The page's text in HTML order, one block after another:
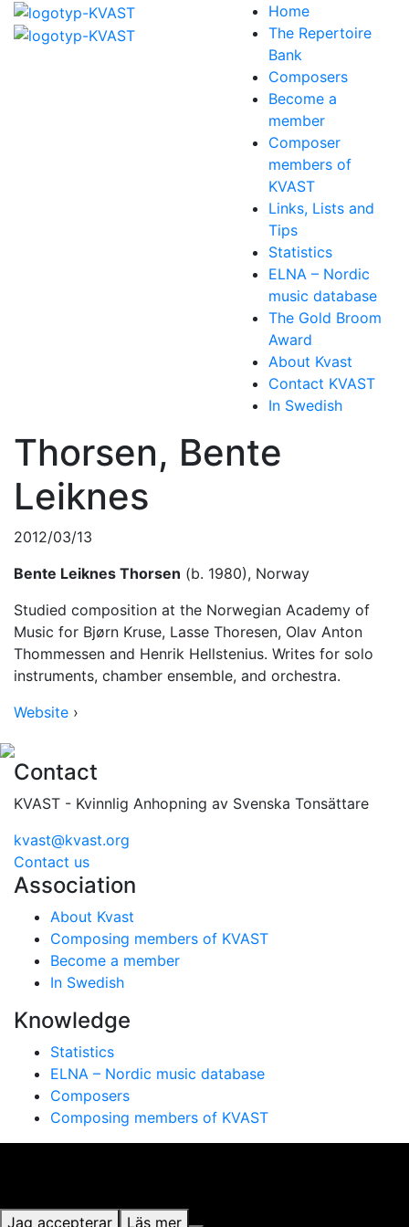
Home
The Repertoire
Bank
Composers
Become a
member
Composer
members of
KVAST
Links, Lists and
Tips
Statistics
ELNA – Nordic
music database
The Gold Broom
Award
About Kvast
Contact KVAST
In Swedish
Thorsen, Bente
Leiknes
2012/03/13
Bente Leiknes Thorsen (b. 1980), Norway
Studied composition at the Norwegian Academy of
Music for Bjørn Kruse, Lasse Thoresen, Olav Anton
Thommessen and Henrik Hellstenius. Writes for solo
instruments, chamber ensemble, and orchestra.
Website ›
Contact
KVAST - Kvinnlig Anhopning av Svenska Tonsättare
kvast@kvast.org
Contact us
Association
About Kvast
Composing members of KVAST
Become a member
In Swedish
Knowledge
Statistics
ELNA – Nordic music database
Composers
Composing members of KVAST
Jag accepterar
Läs mer